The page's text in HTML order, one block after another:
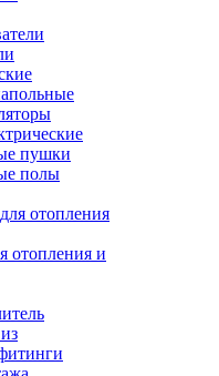
пушки
полы
отопления и